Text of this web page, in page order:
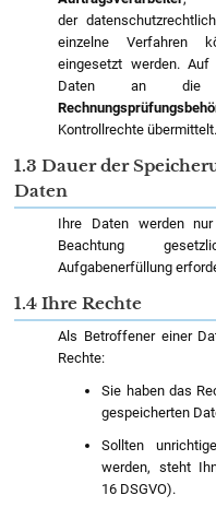
der
einzelne Verfahren
eingesetzt werden. Auf
Daten an die
Kontrollrechte übermittelt.
1.3 Dauer der
Daten
Ihre Daten werden
Beachtung
Aufgabenerfüllung
1.4 Ihre Rechte
Als Betroffener einer
Rechte:
Sie haben das
gespeicherten
Sollten
werden, steht
16 DSGVO).